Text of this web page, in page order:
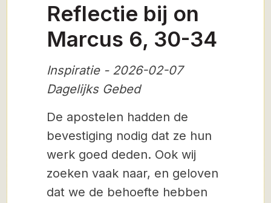
Reflectie bij on
Marcus 6, 30-34
Inspiratie - 2026-02-07
Dagelijks Gebed
De apostelen hadden de
bevestiging nodig dat ze hun
werk goed deden. Ook wij
zoeken vaak naar, en geloven
dat we de behoefte hebben